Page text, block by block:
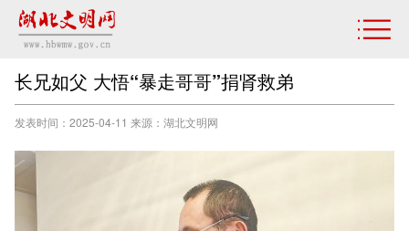
长兄如父 大悟“暴走哥哥”捐肾救弟
发表时间：2025-04-11 来源：湖北文明网